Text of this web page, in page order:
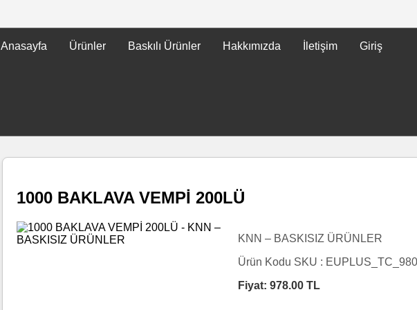
Anasayfa Ürünler Baskılı Ürünler Hakkımızda İletişim Giriş
1000 BAKLAVA VEMPİ 200LÜ
KNN – BASKISIZ ÜRÜNLER
Ürün Kodu SKU : EUPLUS_TC_980
Fiyat: 978.00 TL